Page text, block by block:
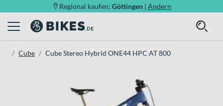
Regional kaufen: Göttingen | Ändern
Cube Cube Stereo Hybrid ONE44 HPC AT 800